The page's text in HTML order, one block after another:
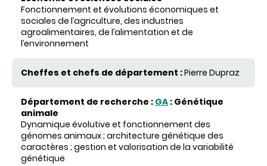
Fonctionnement et évolutions économiques et
sociales de l’agriculture, des industries
agroalimentaires, de l’alimentation et de
l’environnement
Pierre Dupraz
GA : Génétique
animale
Dynamique évolutive et fonctionnement des
génomes animaux ; architecture génétique des
caractères ; gestion et valorisation de la variabilité
génétique